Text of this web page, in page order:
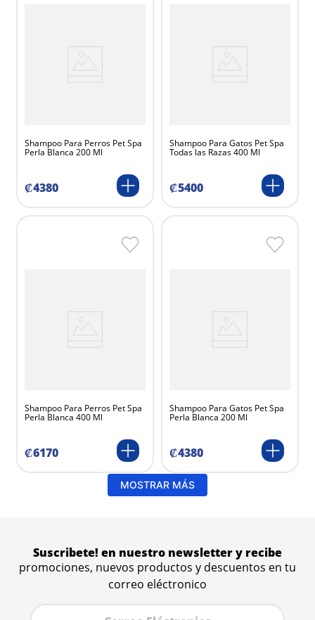
Shampoo Para Perros Pet Spa
Perla Blanca 200 Ml
₡4380
Shampoo Para Gatos Pet Spa
Todas las Razas 400 Ml
₡5400
Shampoo Para Perros Pet Spa
Perla Blanca 400 Ml
₡6170
Shampoo Para Gatos Pet Spa
Perla Blanca 200 Ml
₡4380
MOSTRAR MÁS
Suscribete! en nuestro newsletter y recibe
promociones, nuevos productos y descuentos en tu
correo eléctronico